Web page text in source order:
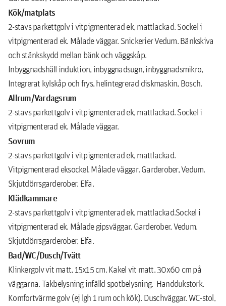
Kök/matplats
2-stavs parkettgolv i vitpigmenterad ek, mattlackad. Sockel i
vitpigmenterad ek. Målade väggar. Snickerier Vedum. Bänkskiva
och stänkskydd mellan bänk och väggskåp.
Inbyggnadshäll induktion, inbyggnadsugn, inbyggnadsmikro,
Integrerat kylskåp och frys, helintegrerad diskmaskin, Bosch.
Allrum/Vardagsrum
2-stavs parkettgolv i vitpigmenterad ek, mattlackad. Sockel i
vitpigmenterad ek. Målade väggar.
Sovrum
2-stavs parkettgolv i vitpigmenterad ek, mattlackad.
Vitpigmenterad eksockel. Målade väggar. Garderober, Vedum.
Skjutdörrsgarderober, Elfa.
Klädkammare
2-stavs parkettgolv i vitpigmenterad ek, mattlackad.Sockel i
vitpigmenterad ek. Målade gipsväggar. Garderober, Vedum.
Skjutdörrsgarderober, Elfa.
Bad/WC/Dusch/Tvätt
Klinkergolv vit matt, 15x15 cm. Kakel vit matt, 30x60 cm på
väggarna. Takbelysning infälld spotbelysning. Handdukstork.
Komfortvärme golv (ej lgh 1 rum och kök). Duschväggar. WC-stol,